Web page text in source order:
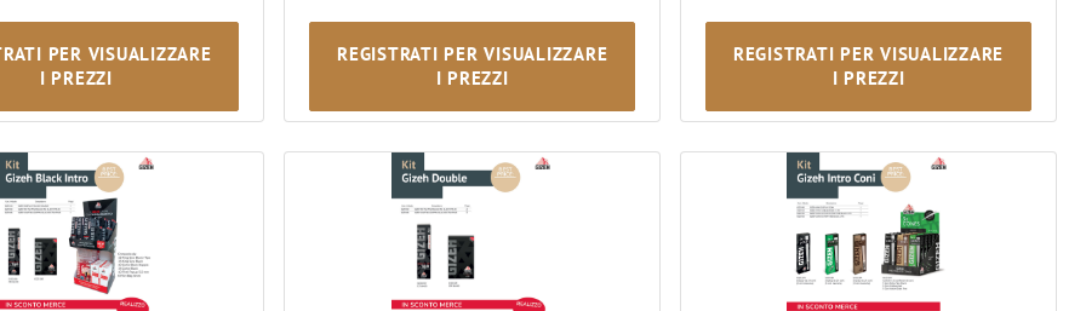
PER VISUALIZZARE
I PREZZI
REGISTRATI PER VISUALIZZARE
I PREZZI
REGISTRATI PER VISUALIZZARE
I PREZZI